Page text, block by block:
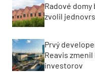
Radové
zvolil
Prvý
Reavis
investorov